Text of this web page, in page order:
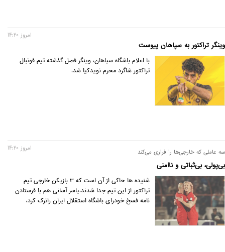
وینگر تراکتور به سپاهان پیوست
امروز 14:20
با اعلام باشگاه سپاهان، وینگر فصل گذشته تیم فوتبال
تراکتور شاگرد محرم نویدکیا شد.
سه عاملی که خارجی‌ها را فراری می‌کند
بی‌پولی، بی‌ثباتی و ناامنی
امروز 14:20
شنیده ها حاکی از آن است که 3 بازیکن خارجی تیم
تراکتور از این تیم جدا شدند.یاسر آسانی هم با فرستادن
نامه فسخ خودرای باشگاه استقلال ایران راترک کرد،